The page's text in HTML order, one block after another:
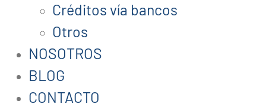
Créditos vía bancos
Otros
NOSOTROS
BLOG
CONTACTO